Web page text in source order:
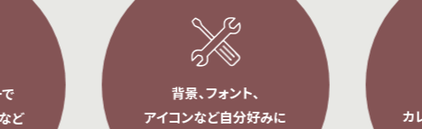
背景、フォント、
アイコンなど自分好みに
家族用、仕事用
カレンダーが切り